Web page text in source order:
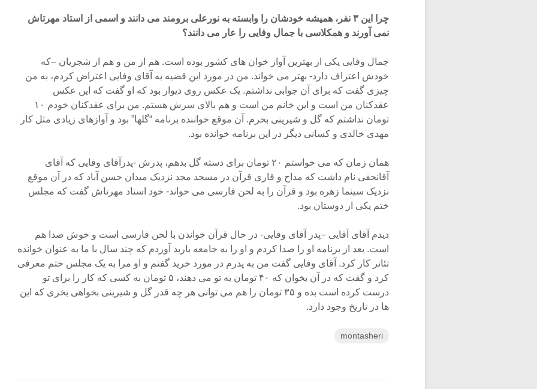
چرا این ۳ نفر، همیشه خودشان را وابسته به نورعلی برومند می دانند و اسمی از استاد مهرتاش
نمی آورند و همکلاسی با جمال وفایی را عار می دانند؟
جمال وفایی یکی از بهترین آواز خوان های کشور بوده است. هم از من و هم از شجریان –که
خودش اعتراف دارد- بهتر می خواند. من در مورد این قضیه به آقای وفایی اعتراض کردم، به من
چیزی گفت که برای آن جوابی نداشتم. یک عکس روی دیوار بود که او گفت که این عکس
عقدکنان من است و این خانم من است و هم بالای سرش هستم. من برای عقدکنان خودم ۱۰
تومان نداشتم که گل و شیرینی بخرم. آن موقع خواننده برنامه “گلها” بود و آوازهای زیادی مثل کار
مهدی خالدی و کسانی دیگر در این برنامه خوانده بود.
همان زمان که می خواستم ۲۰ تومان برای دسته گل بدهم، پدرش -پدرآقای وفایی که آقای
آقانجفی نام داشت که مداح و قاری قرآن در مسجد مجد نزدیک میدان حسن آباد که در آن موقع
نزدیک سینما زهره بود و قرآن را به لحن فارسی می خواند- خود استاد مهرتاش گفت که مجلس
ختم یکی از دوستان بود.
دیدم آقای آقایی –پدر آقای وفایی- در حال قرآن خواندن با لحن فارسی است و خوش صدا هم
است. بعد از برنامه او را صدا کردم و او را به جامعه باربد آوردم که چند سال با ما به عنوان خوانده
تئاتر کار کرد. آقای وفایی گفت من به پدرم در مورد خرید گفتم و او مرا به یک مجلس ختم معرفی
کرد و گفت که در آن بخوان که ۴۰ تومان به تو می دهند، ۵ تومان به کسی که کار را برای تو
درست کرده است بده و ۳۵ تومان را هم می توانی هر چه قدر گل و شیرینی بخواهی بخری که این
ها در تاریخ وجود دارد.
montasheri